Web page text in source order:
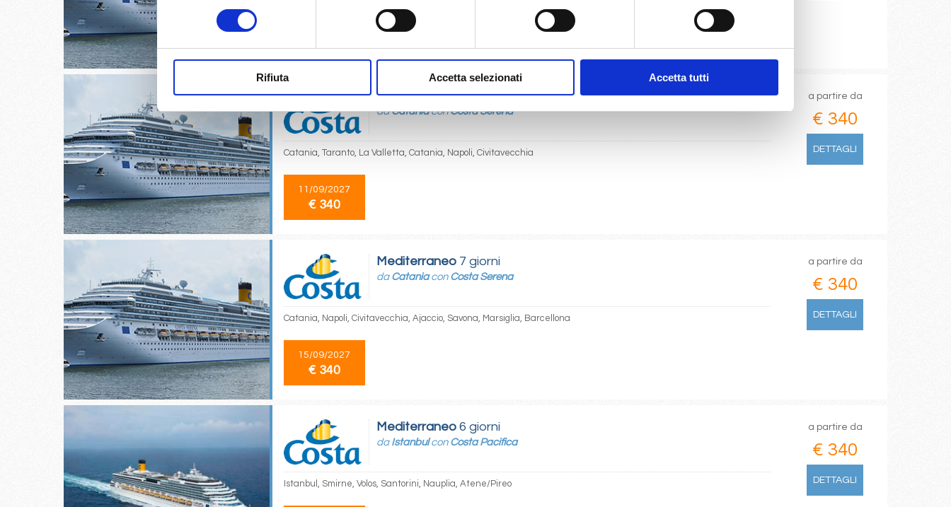
consenso
Rifiuta Accetta selezionati Accetta tutti
Mediterraneo7 giorni
daCataniaconCosta Serena
Catania, Taranto, La Valletta, Catania, Napoli, Civitavecchia
11/09/2027
€ 340
a partire da
€ 340
DETTAGLI
Mediterraneo 7 giorni
da Cataniacon Costa Serena
Catania, Napoli, Civitavecchia, Ajaccio, Savona, Marsiglia, Barcellona
15/09/2027
€ 340
a partire da
€ 340
DETTAGLI
Mediterraneo 6 giorni
da Istanbulcon Costa Pacifica
Istanbul, Smirne, Volos, Santorini, Nauplia, Atene/Pireo
a partire da
€ 340
DETTAGLI